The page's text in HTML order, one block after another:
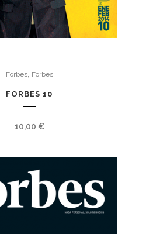
Forbes, Forbes
FORBES 10
10,00 €